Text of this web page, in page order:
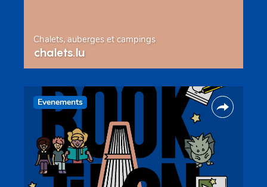
Chalets, auberges et campings
chalets.lu
Evenements